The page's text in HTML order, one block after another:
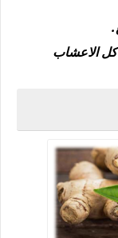
الاعشاب